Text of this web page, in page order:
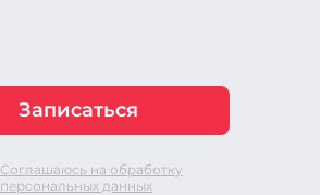
Соглашаюсь на обработку
персональных данных